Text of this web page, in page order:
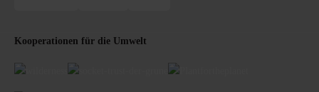
Kooperationen für die Umwelt